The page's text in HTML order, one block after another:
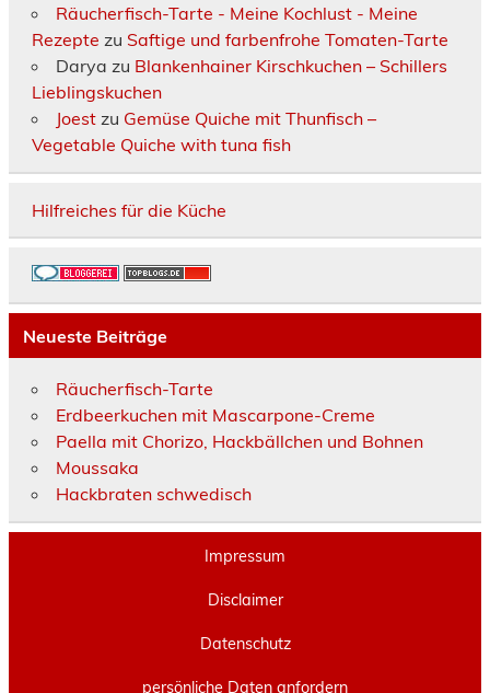
Räucherfisch-Tarte - Meine Kochlust - Meine
Rezepte zu Saftige und farbenfrohe Tomaten-Tarte
Darya zu Blankenhainer Kirschkuchen – Schillers
Lieblingskuchen
Joestzu Gemüse Quiche mit Thunfisch –
Vegetable Quiche with tuna fish
Hilfreiches für die Küche
Neueste Beiträge
Räucherfisch-Tarte
Erdbeerkuchen mit Mascarpone-Creme
Paella mit Chorizo, Hackbällchen und Bohnen
Moussaka
Hackbraten schwedisch
Impressum
Disclaimer
Datenschutz
persönliche Daten anfordern